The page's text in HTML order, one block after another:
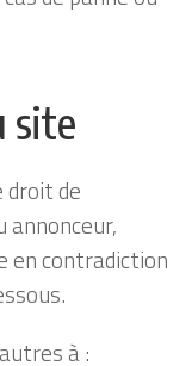
site
droit de
en contradiction
à :